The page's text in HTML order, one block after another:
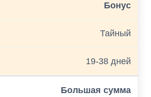
Бонус
Тайный
19-38 дней
Большая сумма